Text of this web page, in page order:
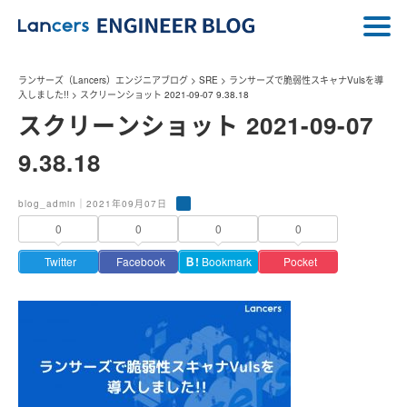
ランサーズ（Lancers）エンジニアブログ > SRE > ランサーズで脆弱性スキャナVulsを導
入しました!! > スクリーンショット 2021-09-07 9.38.18
スクリーンショット 2021-09-07
9.38.18
blog_admin｜2021年09月07日
0
Twitter
0
Facebook
0
Ｂ! Bookmark
0
Pocket